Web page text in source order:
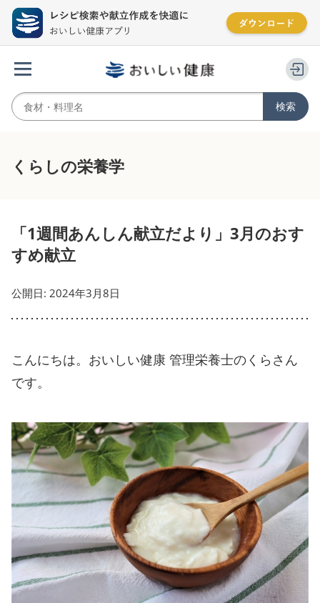
くらしの栄養学
「1週間あんしん献立だより」3月のおす
すめ献立
公開日: 2024年3月8日
こんにちは。おいしい健康 管理栄養士のくらさん
です。